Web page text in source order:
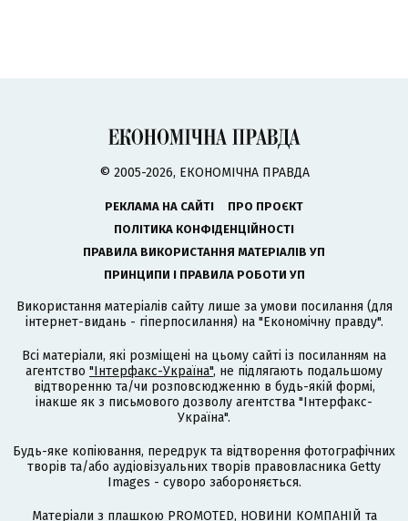
© 2005-2026, ЕКОНОМІЧНА ПРАВДА
РЕКЛАМА НА САЙТІ
ПРО ПРОЄКТ
ПОЛІТИКА КОНФІДЕНЦІЙНОСТІ
ПРАВИЛА ВИКОРИСТАННЯ МАТЕРІАЛІВ УП
ПРИНЦИПИ І ПРАВИЛА РОБОТИ УП
Використання матеріалів сайту лише за умови посилання (для
інтернет-видань - гіперпосилання) на "Економічну правду".
Всі матеріали, які розміщені на цьому сайті із посиланням на
агентство "Інтерфакс-Україна", не підлягають подальшому
відтворенню та/чи розповсюдженню в будь-якій формі,
інакше як з письмового дозволу агентства "Інтерфакс-
Україна".
Будь-яке копіювання, передрук та відтворення фотографічних
творів та/або аудіовізуальних творів правовласника Getty
Images - суворо забороняється.
Матеріали з плашкою PROMOTED, НОВИНИ КОМПАНІЙ та